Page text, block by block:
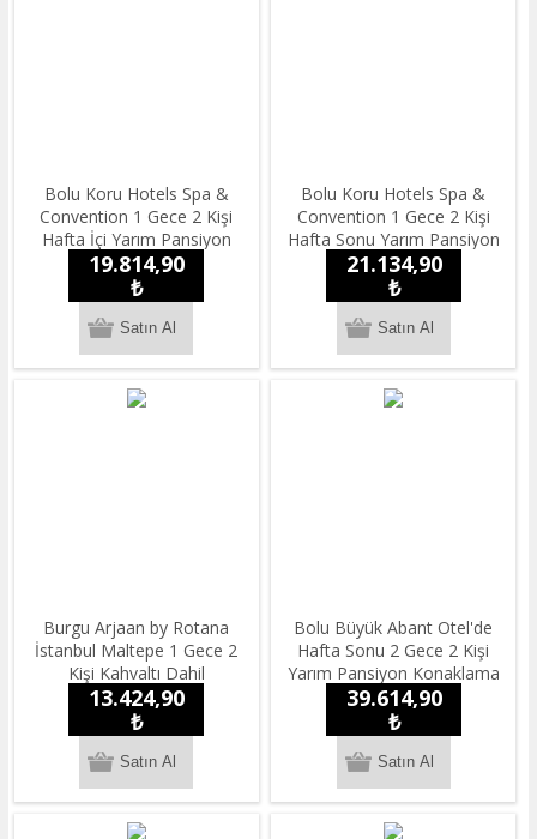
Bolu Koru Hotels Spa &
Convention 1 Gece 2 Kişi
Hafta İçi Yarım Pansiyon
Konaklama
19.814,90
₺
Bolu Koru Hotels Spa &
Convention 1 Gece 2 Kişi
Hafta Sonu Yarım Pansiyon
Konaklama
21.134,90
₺
Burgu Arjaan by Rotana
İstanbul Maltepe 1 Gece 2
Kişi Kahvaltı Dahil
Konaklama
13.424,90
₺
Bolu Büyük Abant Otel'de
Hafta Sonu 2 Gece 2 Kişi
Yarım Pansiyon Konaklama
39.614,90
₺